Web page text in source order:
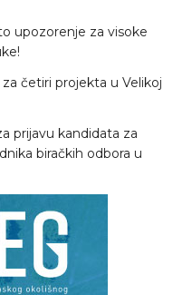
upozorenje za visoke
četiri projekta u Velikoj
prijavu kandidata za
biračkih odbora u